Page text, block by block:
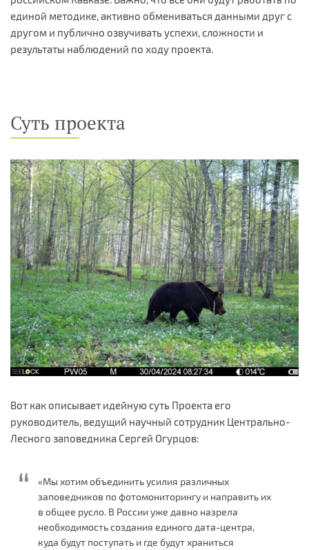
единой методике, активно обмениваться данными друг с
другом и публично озвучивать успехи, сложности и
результаты наблюдений по ходу проекта.
Суть проекта
Вот как описывает идейную суть Проекта его
руководитель, ведущий научный сотрудник Центрально-
Лесного заповедника Сергей Огурцов:
«Мы хотим объединить усилия различных
заповедников по фотомониторингу и направить их
в общее русло. В России уже давно назрела
необходимость создания единого дата-центра,
куда будут поступать и где будут храниться